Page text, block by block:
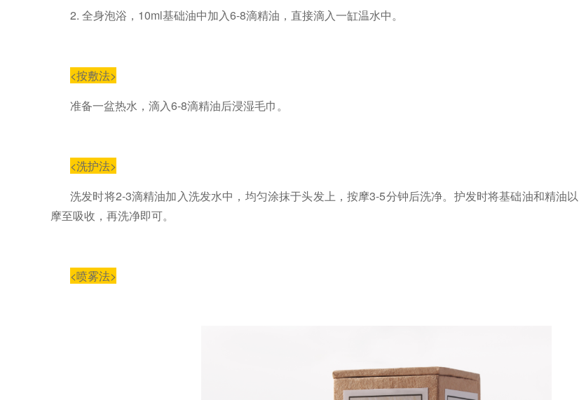
2. 全身泡浴， 10ml基础油中加入6-8滴精油，直接滴入一缸温水中。
<按敷法>
准备一盆热水，滴入6-8滴精油后浸湿毛巾。
<洗护法>
洗发时将2-3滴精油加入洗发水中，均匀涂抹于头发上，按摩3-5分钟后洗净。护发时将基础油和精油以
摩至吸收，再洗净即可。
<喷雾法>